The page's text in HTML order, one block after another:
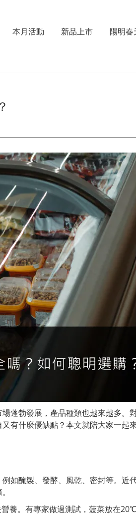
本月活動 新品上市 陽明春
蓬勃發展，產品種類也越來越多
什麼優缺點？本文就陪大家一起
如醃製、發酵、風乾、密封等。近
養。有專家做過測試，菠菜放在